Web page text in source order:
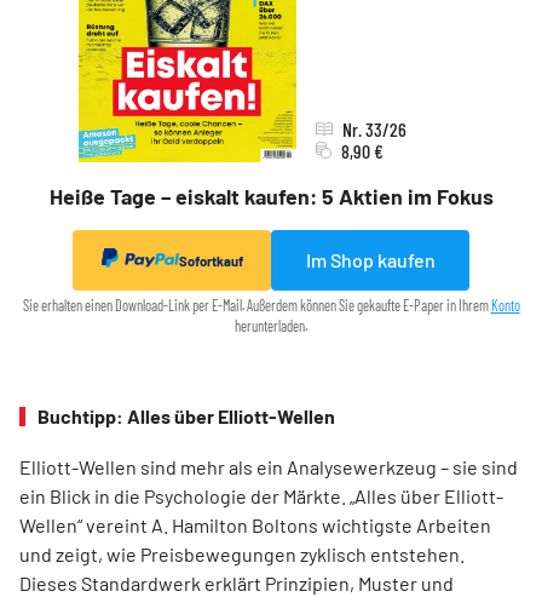
Heiße Tage – eiskalt kaufen: 5 Aktien im Fokus
Nr. 33/26
8,90 €
Sofortkauf Im Shop kaufen
Sie erhalten einen Download-Link per E-Mail. Außerdem können Sie gekaufte E-Paper in Ihrem Konto
herunterladen.
Buchtipp: Alles über Elliott-Wellen
Elliott-Wellen sind mehr als ein Analysewerkzeug – sie sind
ein Blick in die Psychologie der Märkte. „Alles über Elliott-
Wellen“ vereint A. Hamilton Boltons wichtigste Arbeiten
und zeigt, wie Preisbewegungen zyklisch entstehen.
Dieses Standardwerk erklärt Prinzipien, Muster und